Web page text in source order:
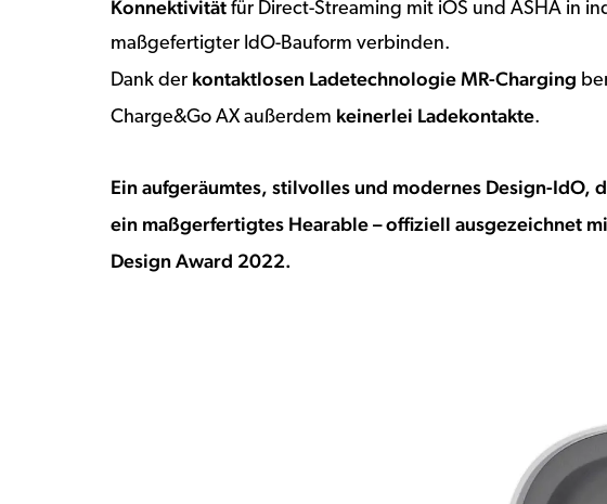
Konnektivität für Direct-Streaming mit iOS und ASHA in
maßgefertigter IdO-Bauform verbinden.
Dank der kontaktlosen Ladetechnologie MR-Charging
Charge&Go AX außerdem keinerlei Ladekontakte.
Ein aufgeräumtes, stilvolles und modernes Design-IdO,
ein maßgerfertigtes Hearable – offiziell ausgezeichnet
Design Award 2022.